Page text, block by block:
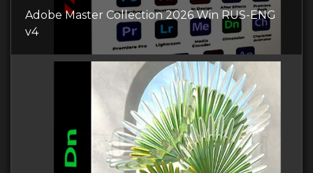
Adobe Master Collection 2026 Win RUS-ENG
v4